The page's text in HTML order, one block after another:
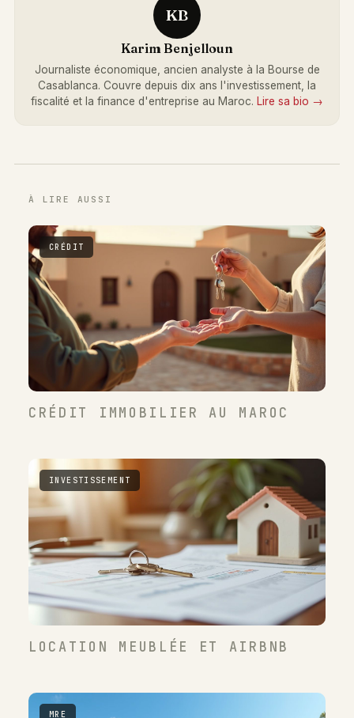
KB
Karim Benjelloun
Journaliste économique, ancien analyste à la Bourse de
Casablanca. Couvre depuis dix ans l'investissement, la
fiscalité et la finance d'entreprise au Maroc. Lire sa bio →
À LIRE AUSSI
CRÉDIT
CRÉDIT IMMOBILIER AU MAROC
INVESTISSEMENT
LOCATION MEUBLÉE ET AIRBNB
MRE